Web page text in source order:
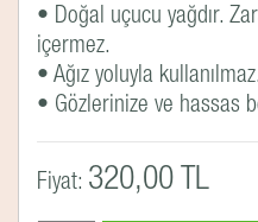
• Doğal uçucu yağdır.
içermez.
• Ağız yoluyla kullanılmaz.
• Gözlerinize ve hassas
Fiyat: 320,00 TL